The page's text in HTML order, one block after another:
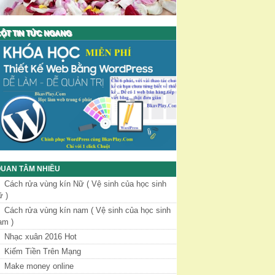
TIN TỨC NGANG
TÂM NHIỀU
Cách rửa vùng kín Nữ ( Vệ sinh của học sinh
)
Cách rửa vùng kín nam ( Vệ sinh của học sinh
)
Nhạc xuân 2016 Hot
Kiếm Tiền Trên Mạng
Make money online